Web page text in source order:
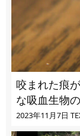
咬まれた痕
な吸血生物
ユ・ヌカカ】
2023年11月7日